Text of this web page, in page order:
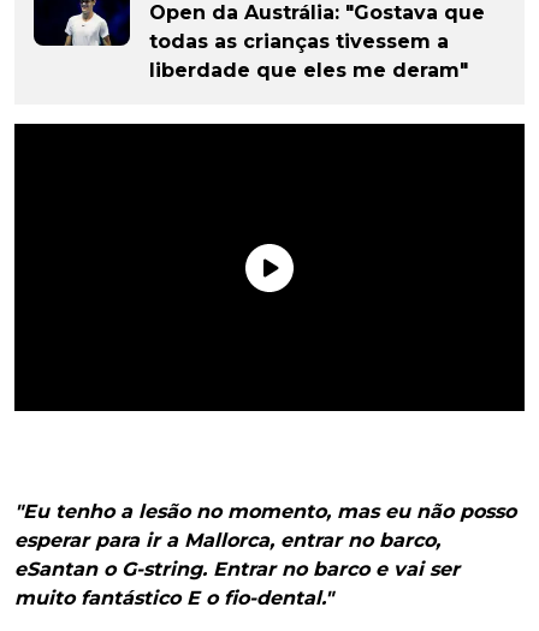
Open da Austrália: "Gostava que
todas as crianças tivessem a
liberdade que eles me deram"
"Eu tenho a lesão no momento, mas eu não posso
esperar para ir a Mallorca, entrar no barco,
eSantan o G-string. Entrar no barco e vai ser
muito fantástico E o fio-dental."